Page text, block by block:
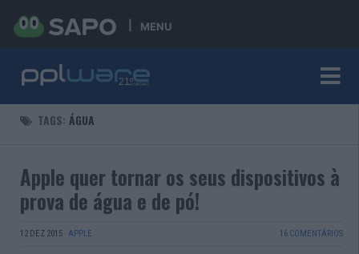
MENU
TAGS: ÁGUA
Apple quer tornar os seus dispositivos à
prova de água e de pó!
12 DEZ 2015 · APPLE 16 COMENTÁRIOS